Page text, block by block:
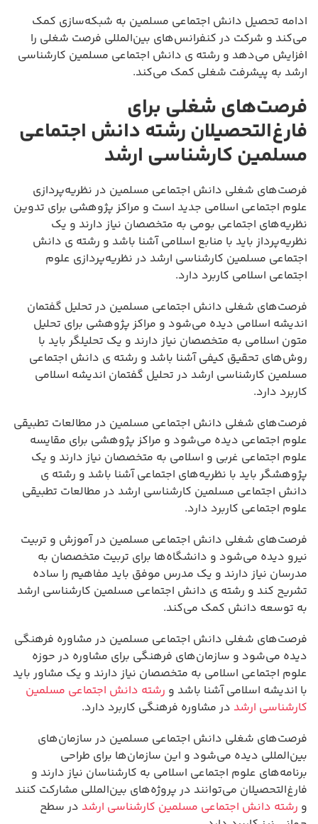
ادامه تحصیل دانش اجتماعی مسلمین به شبکه‌سازی کمک
می‌کند و شرکت در کنفرانس‌های بین‌المللی فرصت شغلی را
افزایش می‌دهد و رشته ی دانش اجتماعی مسلمین کارشناسی
ارشد به پیشرفت شغلی کمک می‌کند.
فرصت‌های شغلی برای
فارغ‌التحصیلان رشته دانش اجتماعی
مسلمین کارشناسی ارشد
فرصت‌های شغلی دانش اجتماعی مسلمین در نظریه‌پردازی
علوم اجتماعی اسلامی جدید است و مراکز پژوهشی برای تدوین
نظریه‌های اجتماعی بومی به متخصصان نیاز دارند و یک
نظریه‌پرداز باید با منابع اسلامی آشنا باشد و رشته ی دانش
اجتماعی مسلمین کارشناسی ارشد در نظریه‌پردازی علوم
اجتماعی اسلامی کاربرد دارد.
فرصت‌های شغلی دانش اجتماعی مسلمین در تحلیل گفتمان
اندیشه اسلامی دیده می‌شود و مراکز پژوهشی برای تحلیل
متون اسلامی به متخصصان نیاز دارند و یک تحلیلگر باید با
روش‌های تحقیق کیفی آشنا باشد و رشته ی دانش اجتماعی
مسلمین کارشناسی ارشد در تحلیل گفتمان اندیشه اسلامی
کاربرد دارد.
فرصت‌های شغلی دانش اجتماعی مسلمین در مطالعات تطبیقی
علوم اجتماعی دیده می‌شود و مراکز پژوهشی برای مقایسه
علوم اجتماعی غربی و اسلامی به متخصصان نیاز دارند و یک
پژوهشگر باید با نظریه‌های اجتماعی آشنا باشد و رشته ی
دانش اجتماعی مسلمین کارشناسی ارشد در مطالعات تطبیقی
علوم اجتماعی کاربرد دارد.
فرصت‌های شغلی دانش اجتماعی مسلمین در آموزش و تربیت
نیرو دیده می‌شود و دانشگاه‌ها برای تربیت متخصصان به
مدرسان نیاز دارند و یک مدرس موفق باید مفاهیم را ساده
تشریح کند و رشته ی دانش اجتماعی مسلمین کارشناسی ارشد
به توسعه دانش کمک می‌کند.
فرصت‌های شغلی دانش اجتماعی مسلمین در مشاوره فرهنگی
دیده می‌شود و سازمان‌های فرهنگی برای مشاوره در حوزه
علوم اجتماعی اسلامی به متخصصان نیاز دارند و یک مشاور باید
با اندیشه اسلامی آشنا باشد و رشته دانش اجتماعی مسلمین
کارشناسی ارشد در مشاوره فرهنگی کاربرد دارد.
فرصت‌های شغلی دانش اجتماعی مسلمین در سازمان‌های
بین‌المللی دیده می‌شود و این سازمان‌ها برای طراحی
برنامه‌های علوم اجتماعی اسلامی به کارشناسان نیاز دارند و
فارغ‌التحصیلان می‌توانند در پروژه‌های بین‌المللی مشارکت کنند
و رشته دانش اجتماعی مسلمین کارشناسی ارشد در سطح